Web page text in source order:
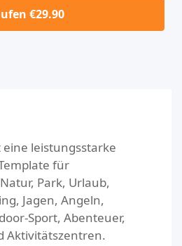
€29.90
leistungsstarke
für
Park, Urlaub,
Jagen, Angeln,
Sport, Abenteuer,
Aktivitätszentren.